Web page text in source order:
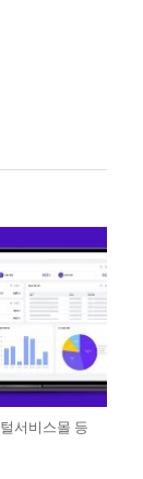
서비스몰 등